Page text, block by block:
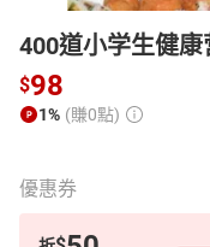
400道小学生健康
$98
1% (賺0點)
優惠券